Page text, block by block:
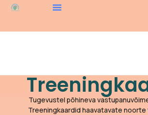
Tugevustel põhineva
Treeningkaardid haavatavate